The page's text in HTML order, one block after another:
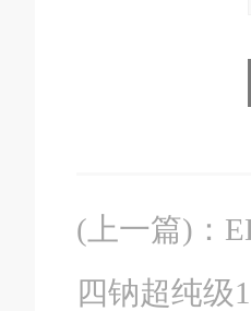
(上一篇) ：
四钠超纯级